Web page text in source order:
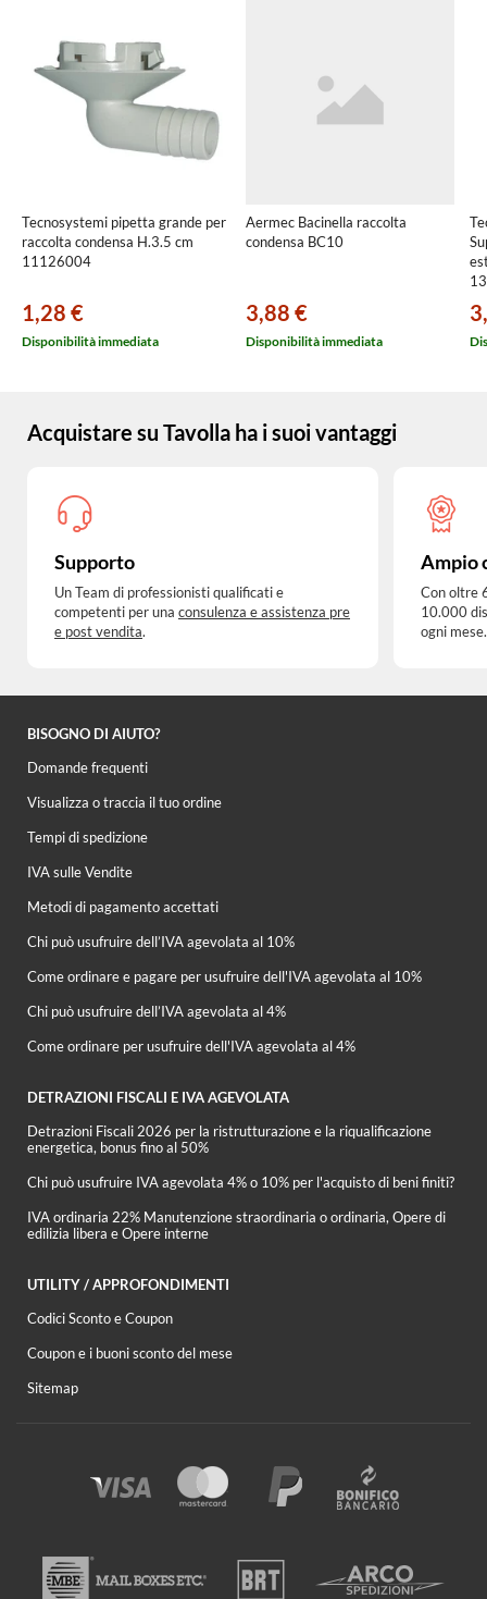
Tecnosystemi pipetta grande per
raccolta condensa H.3.5 cm
11126004
1,28 €
Disponibilità immediata
Aermec Bacinella raccolta
condensa BC10
3,88 €
Disponibilità immediata
Acquistare su Tavolla ha i suoi vantaggi
Supporto
Un Team di professionisti qualificati e
competenti per una consulenza e assistenza pre
e post vendita.
Ampio
Con oltre
10.000
ogni mese.
BISOGNO DI AIUTO?
Domande frequenti
Visualizza o traccia il tuo ordine
Tempi di spedizione
IVA sulle Vendite
Metodi di pagamento accettati
Chi può usufruire dell’IVA agevolata al 10%
Come ordinare e pagare per usufruire dell'IVA agevolata al 10%
Chi può usufruire dell’IVA agevolata al 4%
Come ordinare per usufruire dell'IVA agevolata al 4%
DETRAZIONI FISCALI E IVA AGEVOLATA
Detrazioni Fiscali 2026 per la ristrutturazione e la riqualificazione
energetica, bonus fino al 50%
Chi può usufruire IVA agevolata 4% o 10% per l'acquisto di beni finiti?
IVA ordinaria 22% Manutenzione straordinaria o ordinaria, Opere di
edilizia libera e Opere interne
UTILITY / APPROFONDIMENTI
Codici Sconto e Coupon
Coupon e i buoni sconto del mese
Sitemap